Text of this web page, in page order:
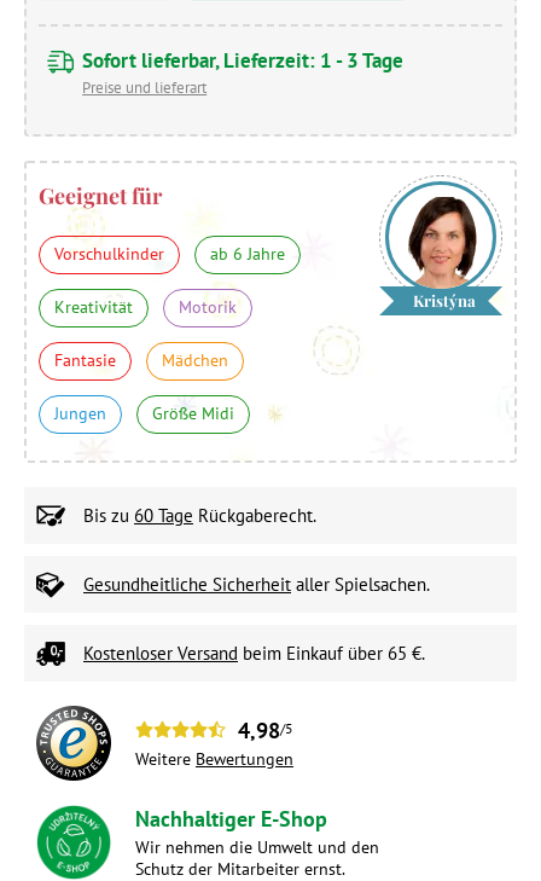
Sofort lieferbar, Lieferzeit: 1 - 3 Tage
Preise und lieferart
Geeignet für
Vorschulkinder ab 6 Jahre
Kreativität Motorik
Fantasie Mädchen
Jungen Größe Midi
Kristýna
Bis zu 60 Tage Rückgaberecht.
Gesundheitliche Sicherheit aller Spielsachen.
Kostenloser Versand beim Einkauf über 65 €.
4,98/5
Weitere Bewertungen
Nachhaltiger E-Shop
Wir nehmen die Umwelt und den
Schutz der Mitarbeiter ernst.